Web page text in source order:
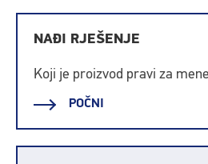
NAĐI RJEŠENJE
Koji je proizvod pravi za
POČNI